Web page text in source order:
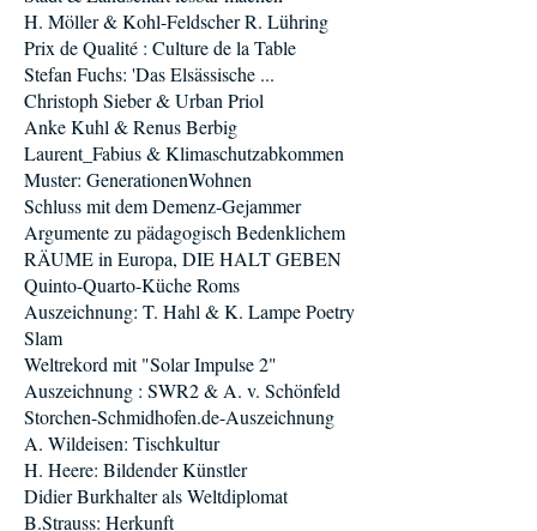
H. Möller & Kohl-Feldscher R. Lühring
Prix de Qualité : Culture de la Table
Stefan Fuchs: 'Das Elsässische ...
Christoph Sieber & Urban Priol
Anke Kuhl & Renus Berbig
Laurent_Fabius & Klimaschutzabkommen
Muster: GenerationenWohnen
Schluss mit dem Demenz-Gejammer
Argumente zu pädagogisch Bedenklichem
RÄUME in Europa, DIE HALT GEBEN
Quinto-Quarto-Küche Roms
Auszeichnung: T. Hahl & K. Lampe Poetry
Slam
Weltrekord mit "Solar Impulse 2"
Auszeichnung : SWR2 & A. v. Schönfeld
Storchen-Schmidhofen.de-Auszeichnung
A. Wildeisen: Tischkultur
H. Heere: Bildender Künstler
Didier Burkhalter als Weltdiplomat
B.Strauss: Herkunft